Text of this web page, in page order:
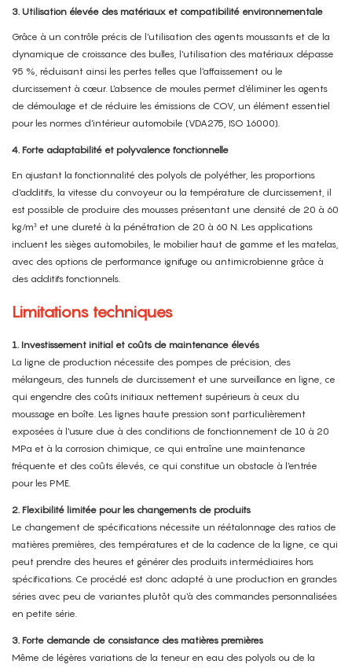
3. Utilisation élevée des matériaux et compatibilité environnementale
Grâce à un contrôle précis de l'utilisation des agents moussants et de la
dynamique de croissance des bulles, l'utilisation des matériaux dépasse
95 %, réduisant ainsi les pertes telles que l'affaissement ou le
durcissement à cœur. L'absence de moules permet d'éliminer les agents
de démoulage et de réduire les émissions de COV, un élément essentiel
pour les normes d'intérieur automobile (VDA275, ISO 16000).
4. Forte adaptabilité et polyvalence fonctionnelle
En ajustant la fonctionnalité des polyols de polyéther, les proportions
d'additifs, la vitesse du convoyeur ou la température de durcissement, il
est possible de produire des mousses présentant une densité de 20 à 60
kg/m³ et une dureté à la pénétration de 20 à 60 N. Les applications
incluent les sièges automobiles, le mobilier haut de gamme et les matelas,
avec des options de performance ignifuge ou antimicrobienne grâce à
des additifs fonctionnels.
Limitations techniques
1. Investissement initial et coûts de maintenance élevés
La ligne de production nécessite des pompes de précision, des
mélangeurs, des tunnels de durcissement et une surveillance en ligne, ce
qui engendre des coûts initiaux nettement supérieurs à ceux du
moussage en boîte. Les lignes haute pression sont particulièrement
exposées à l'usure due à des conditions de fonctionnement de 10 à 20
MPa et à la corrosion chimique, ce qui entraîne une maintenance
fréquente et des coûts élevés, ce qui constitue un obstacle à l'entrée
pour les PME.
2. Flexibilité limitée pour les changements de produits
Le changement de spécifications nécessite un réétalonnage des ratios de
matières premières, des températures et de la cadence de la ligne, ce qui
peut prendre des heures et générer des produits intermédiaires hors
spécifications. Ce procédé est donc adapté à une production en grandes
séries avec peu de variantes plutôt qu'à des commandes personnalisées
en petite série.
3. Forte demande de consistance des matières premières
Même de légères variations de la teneur en eau des polyols ou de la